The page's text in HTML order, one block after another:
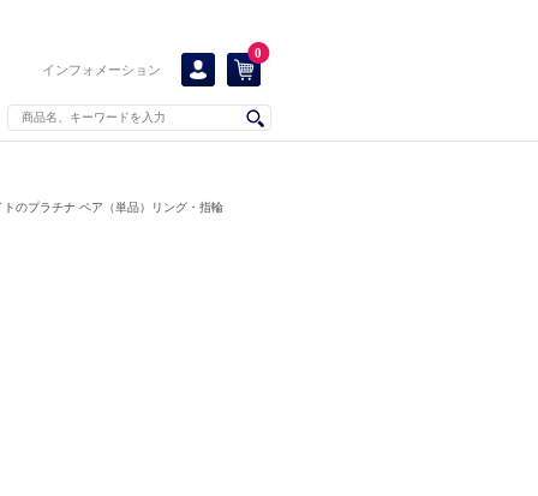
インフォメーション
0
トのプラチナ ペア（単品）リング・指輪